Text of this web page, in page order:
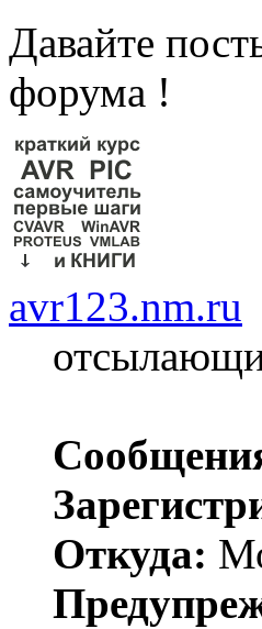
Давайте
форума !
avr123.nm.ru
Откуда: